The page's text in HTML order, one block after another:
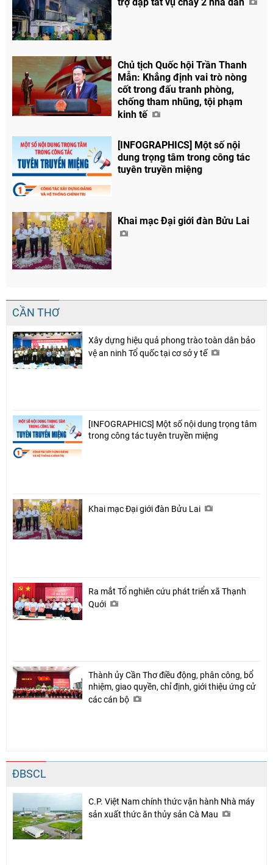
Facebook
trợ dập tắt vụ cháy 2 nhà dân
Chủ tịch Quốc hội Trần Thanh
Mẫn: Khẳng định vai trò nòng
cốt trong đấu tranh phòng,
chống tham nhũng, tội phạm
kinh tế
[INFOGRAPHICS] Một số nội
dung trọng tâm trong công tác
tuyên truyền miệng
Khai mạc Đại giới đàn Bửu Lai
CẦN THƠ
Xây dựng hiệu quả phong trào toàn dân bảo
vệ an ninh Tổ quốc tại cơ sở y tế
[INFOGRAPHICS] Một số nội dung trọng tâm
trong công tác tuyên truyền miệng
Khai mạc Đại giới đàn Bửu Lai
Ra mắt Tổ nghiên cứu phát triển xã Thạnh
Quới
Thành ủy Cần Thơ điều động, phân công, bổ
nhiệm, giao quyền, chỉ định, giới thiệu ứng cử
các cán bộ
ĐBSCL
C.P. Việt Nam chính thức vận hành Nhà máy
sản xuất thức ăn thủy sản Cà Mau